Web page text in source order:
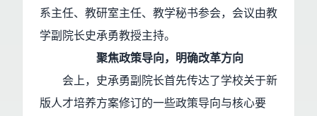
系主任、教研室主任、教学秘书参会，会议由教
学副院长史承勇教授主持。
聚焦政策导向，明确改革方向
会上，史承勇副院长首先传达了学校关于新
版人才培养方案修订的一些政策导向与核心要